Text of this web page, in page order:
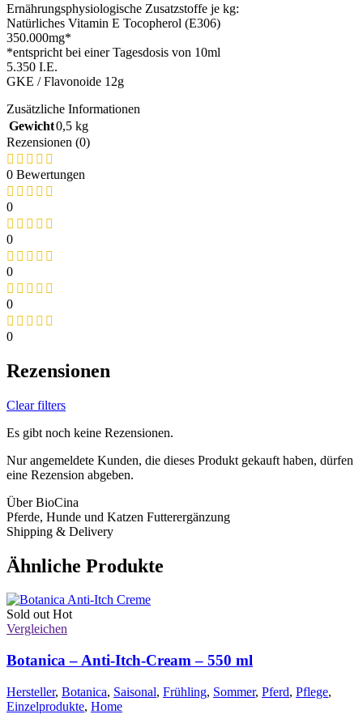
Ernährungsphysiologische Zusatzstoffe je kg:
Natürliches Vitamin E Tocopherol (E306)
350.000mg*
*entspricht bei einer Tagesdosis von 10ml
5.350 I.E.
GKE / Flavonoide 12g
Zusätzliche Informationen
Gewicht0,5 kg
Rezensionen (0)
0 Bewertungen
0
0
0
0
0
Rezensionen
Clear filters
Es gibt noch keine Rezensionen.
Nur angemeldete Kunden, die dieses Produkt gekauft haben, dürfen
eine Rezension abgeben.
Über BioCina
Pferde, Hunde und Katzen Futterergänzung
Shipping & Delivery
Ähnliche Produkte
Sold out Hot
Vergleichen
Botanica – Anti-Itch-Cream – 550 ml
Hersteller, Botanica, Saisonal, Frühling, Sommer, Pferd, Pflege,
Einzelprodukte, Home